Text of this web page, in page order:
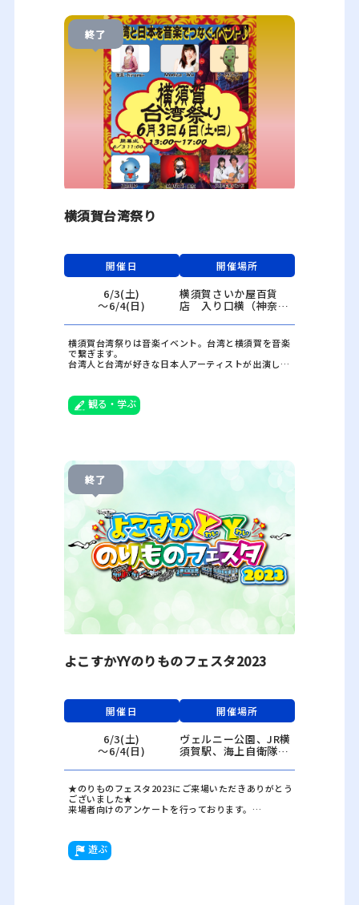
終了
横須賀台湾祭り
開催日
6/3(土)
〜6/4(日)
開催場所
横須賀さいか屋百貨
店 入り口横（神奈川
3）
横須賀台湾祭りは音楽イベント。台湾と横須賀を音楽
で繋ぎます。
台湾人と台湾が好きな日本人アーティストが出演しま
キャラクター「スカリン」が登場。会場を盛り上げま
す。 観る・学ぶ
終了
よこすかYYのりものフェスタ2023
開催日
6/3(土)
〜6/4(日)
開催場所
ヴェルニー公園、JR横
須賀駅、海上自衛隊横
※会場には駐車場があ
りませんので公共交通
い。
★のりものフェスタ2023にご来場いただきありがとう
ございました★
来場者向けのアンケートを行っております。
応募期間：2023年6月3日（土）～6月7日（水）
ぜひ、ご回答をお願いします！
アンケートはこちらから
遊ぶ